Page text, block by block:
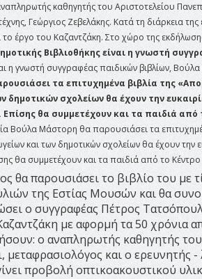
καθηγητής του Αριστοτελείου
Γεώργιος Ζεβελάκης. Κατά τη διάρκεια
έργο του Καζαντζάκη. Στο χώρο της
Βιβλιοθήκης είναι η γνωστή
η γνωστή συγγραφέας παιδικών βιβλίων,
τα επιτυχημένα βιβλία της
δημοτικών σχολείων θα έχουν την
θα συμμετέχουν και τα παιδιά
Βούλα Μάστορη θα παρουσιάσει τα
και των δημοτικών σχολείων θα έχουν
θα συμμετέχουν και τα παιδιά από το
θα παρουσιάσει το βιβλίο του με
της Εστίας Μουσών και θα
ο συγγραφέας Πέτρος
με αφορμή τα 50 χρόνια
ο αναπληρωτής καθηγητής
μεταφρασιολόγος και ο ερευνητής
προβολή οπτικοακουστικού